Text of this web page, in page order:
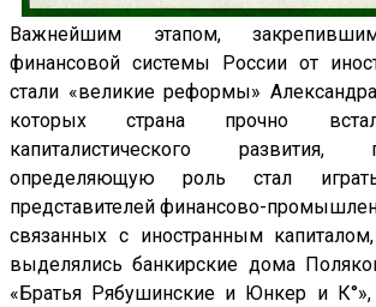
Важнейшим этапом,
финансовой системы России от
стали «великие реформы»
которых страна прочно
капиталистического
определяющую роль стал
представителей финансово-
связанных с иностранным
выделялись банкирские дома
«Братья Рябушинские и Юнкер и К°»,